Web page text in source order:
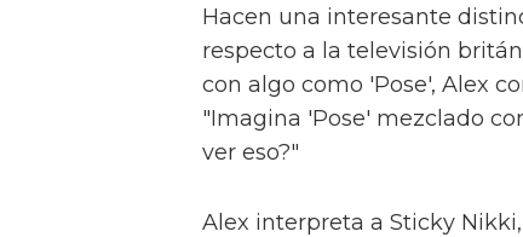
Hacen una interesante
respecto a la televisión
con algo como 'Pose', Alex
"Imagina 'Pose' mezclado
ver eso?"
Alex interpreta a Sticky